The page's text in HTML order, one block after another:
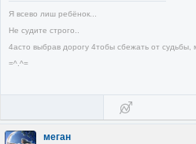
Я всево лиш ребёнок...
Не судите строго..
4асто выбрав дорогу 4тобы сбежать от
=^.^=
меган